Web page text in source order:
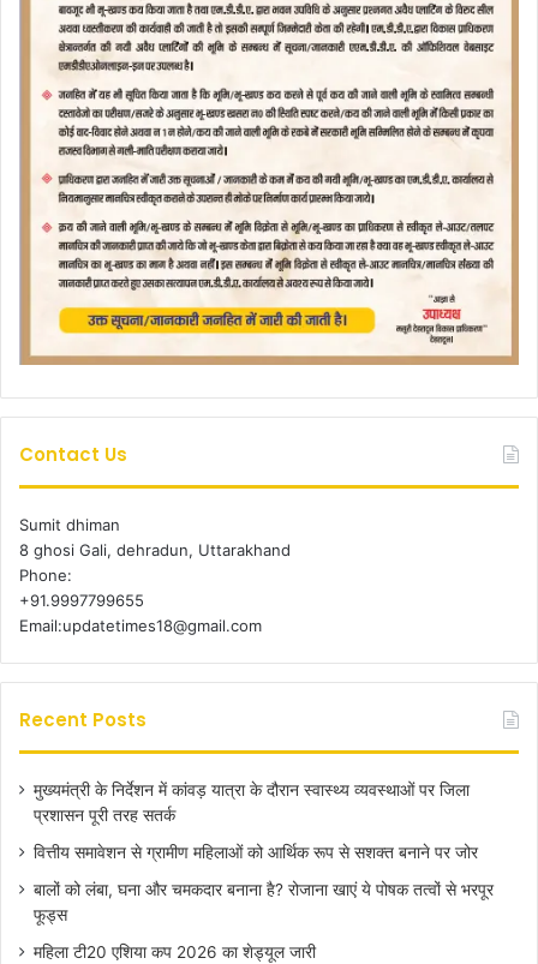
Contact Us
Sumit dhiman
8 ghosi Gali, dehradun, Uttarakhand
Phone:
+91.9997799655
Email:updatetimes18@gmail.com
Recent Posts
मुख्यमंत्री के निर्देशन में कांवड़ यात्रा के दौरान स्वास्थ्य व्यवस्थाओं पर जिला
प्रशासन पूरी तरह सतर्क
वित्तीय समावेशन से ग्रामीण महिलाओं को आर्थिक रूप से सशक्त बनाने पर जोर
बालों को लंबा, घना और चमकदार बनाना है? रोजाना खाएं ये पोषक तत्वों से भरपूर
फूड्स
महिला टी20 एशिया कप 2026 का शेड्यूल जारी